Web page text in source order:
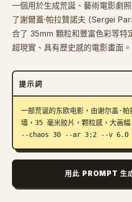
技能
提示詞
定價
下載
一個用於生成荒誕、藝術電影劇
了謝爾蓋·帕拉贊諾夫 (Sergei
合了 35mm 顆粒和豐富色彩等特
超現實、具有歷史感的電影畫面。
提示詞
一部荒诞的东欧电影，由谢尔盖·帕
墙，35 毫米胶片，颗粒感，大画
--chaos 30 --ar 3:2 --v
用此 PROMPT 生